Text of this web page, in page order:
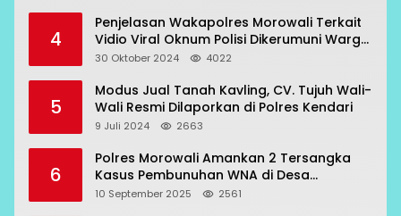
4
Penjelasan Wakapolres Morowali Terkait
Vidio Viral Oknum Polisi Dikerumuni Warga
Bahodopi
30 Oktober 2024 4022
5
Modus Jual Tanah Kavling, CV. Tujuh Wali-
Wali Resmi Dilaporkan di Polres Kendari
9 Juli 2024 2663
6
Polres Morowali Amankan 2 Tersangka
Kasus Pembunuhan WNA di Desa
Topogaro
10 September 2025 2561